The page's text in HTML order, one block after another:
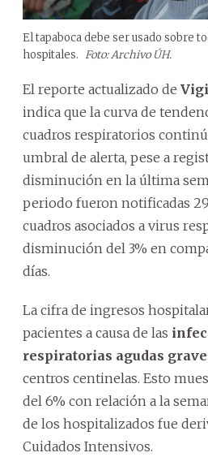
El tapaboca debe ser usado sobre
hospitales. Foto: Archivo ÚH.
El reporte actualizado de
indica que la curva de
cuadros respiratorios
umbral de alerta, pese a
disminución en la última
periodo fueron notificadas
cuadros asociados a virus
disminución del 3% en
días.
La cifra de ingresos
pacientes a causa de las
respiratorias agudas
centros centinelas. Esto
del 6% con relación a la
de los hospitalizados fue
Cuidados Intensivos.